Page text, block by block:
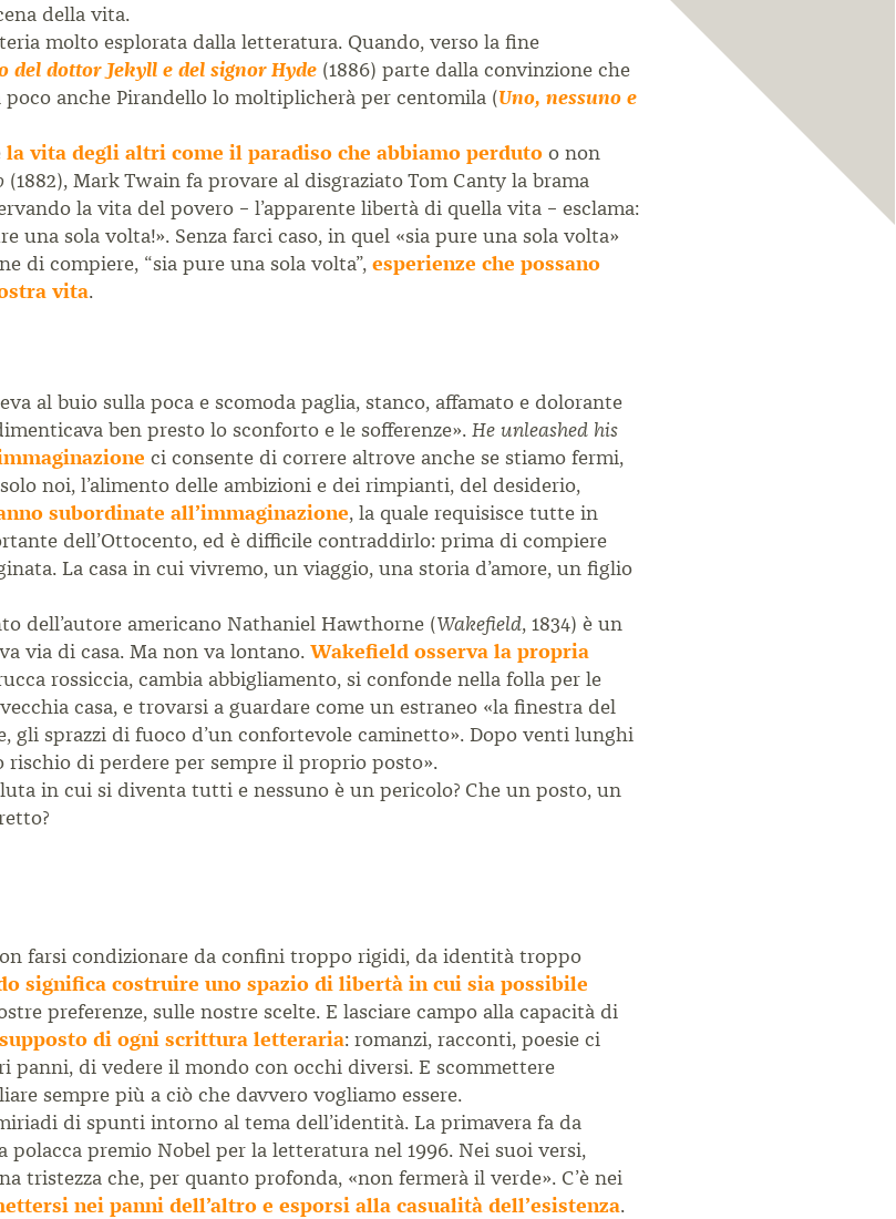
della vita.
molto esplorata dalla letteratura. Quando, verso la fine
del dottor Jekyll e del signor Hyde (1886) parte dalla convinzione che
poco anche Pirandello lo moltiplicherà per centomila (Uno, nessuno e
la vita degli altri come il paradiso che abbiamo perduto o non
(1882), Mark Twain fa provare al disgraziato Tom Canty la brama
la vita del povero – l’apparente libertà di quella vita – esclama:
sola volta!». Senza farci caso, in quel «sia pure una sola volta»
di compiere, “sia pure una sola volta”, esperienze che possano
vita.
al buio sulla poca e scomoda paglia, stanco, affamato e dolorante
ben presto lo sconforto e le sofferenze». He unleashed his
ci consente di correre altrove anche se stiamo fermi,
noi, l’alimento delle ambizioni e dei rimpianti, del desiderio,
subordinate all’immaginazione, la quale requisisce tutte in
dell’Ottocento, ed è difficile contraddirlo: prima di compiere
La casa in cui vivremo, un viaggio, una storia d’amore, un figlio
dell’autore americano Nathaniel Hawthorne (Wakefield, 1834) è un
via di casa. Ma non va lontano. Wakefield osserva la propria
rossiccia, cambia abbigliamento, si confonde nella folla per le
casa, e trovarsi a guardare come un estraneo «la finestra del
gli sprazzi di fuoco d’un confortevole caminetto». Dopo venti lunghi
rischio di perdere per sempre il proprio posto».
in cui si diventa tutti e nessuno è un pericolo? Che un posto, un
farsi condizionare da confini troppo rigidi, da identità troppo
significa costruire uno spazio di libertà in cui sia possibile
preferenze, sulle nostre scelte. E lasciare campo alla capacità di
di ogni scrittura letteraria: romanzi, racconti, poesie ci
di vedere il mondo con occhi diversi. E scommettere
sempre più a ciò che davvero vogliamo essere.
di spunti intorno al tema dell’identità. La primavera fa da
polacca premio Nobel per la letteratura nel 1996. Nei suoi versi,
tristezza che, per quanto profonda, «non fermerà il verde». C’è nei
nei panni dell’altro e esporsi alla casualità dell’esistenza.